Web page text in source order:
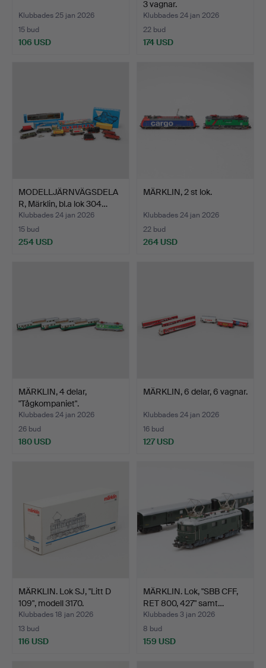
Klubbades 25 jan 2026
15 bud
106 USD
3 vagnar.
Klubbades 24 jan 2026
22 bud
174 USD
MODELLJÄRNVÄGSDELA
R, Märklin, bl.a lok 304…
Klubbades 24 jan 2026
15 bud
254 USD
MÄRKLIN, 2 st lok.
Klubbades 24 jan 2026
22 bud
264 USD
MÄRKLIN, 4 delar,
"Tågkompaniet".
Klubbades 24 jan 2026
26 bud
180 USD
MÄRKLIN, 6 delar, 6 vagnar.
Klubbades 24 jan 2026
16 bud
127 USD
MÄRKLIN. Lok SJ, "Litt D
109", modell 3170.
Klubbades 18 jan 2026
13 bud
116 USD
MÄRKLIN. Lok, "SBB CFF,
RET 800, 427" samt…
Klubbades 3 jan 2026
8 bud
159 USD